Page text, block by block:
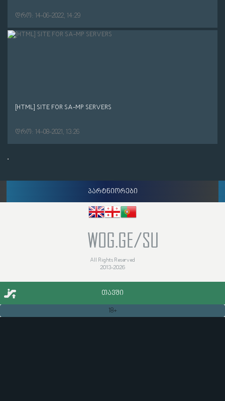
დრო: 14-06-2022, 14:29
[HTML] SITE FOR SA-MP SERVERS
დრო: 14-08-2021, 13:26
პარტნიორები
WOG.GE/SU
All Rights Reserved
2013-2026
ᲗᲐᲕᲨᲘ
18+